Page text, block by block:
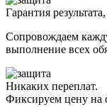
Гарантия
Сопровождаем
выполнение всех
Никаких переплат.
Фиксируем цену на